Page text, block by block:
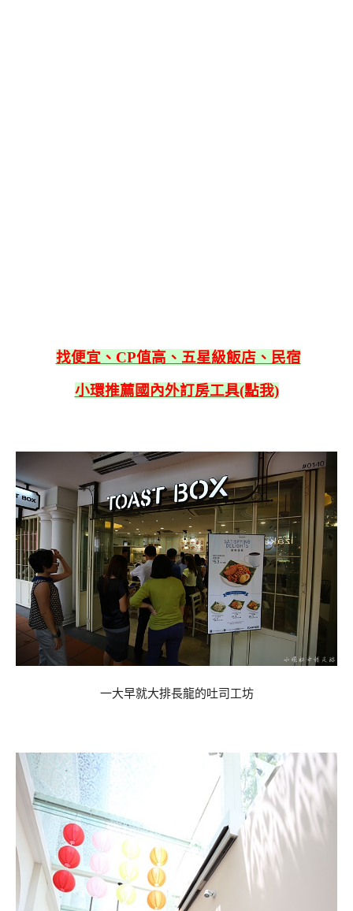
找便宜、CP值高、五星級飯店、民宿
小環推薦國內外訂房工具(點我)
一大早就大排長龍的吐司工坊